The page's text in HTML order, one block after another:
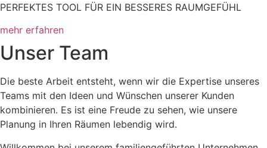
PERFEKTES TOOL FÜR EIN BESSERES RAUMGEFÜHL
mehr erfahren
Unser Team
Die beste Arbeit entsteht, wenn wir die Expertise unseres
Teams mit den Ideen und Wünschen unserer Kunden
kombinieren. Es ist eine Freude zu sehen, wie unsere
Planung in Ihren Räumen lebendig wird.